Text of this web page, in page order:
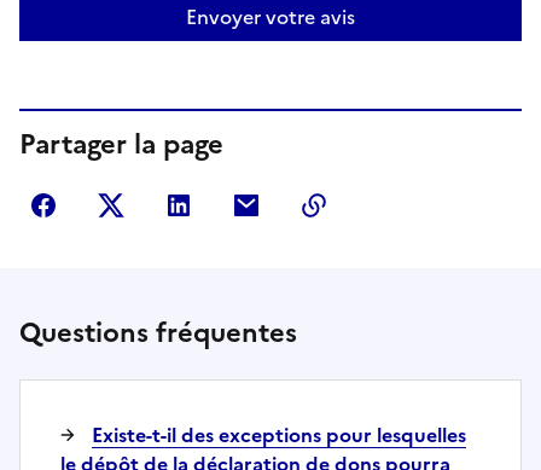
Envoyer votre avis
Partager la page
Partager sur Facebook
Partager sur Twitter
Partager sur LinkedIn
Partager par courriel
Questions fréquentes
Existe-t-il des exceptions pour lesquelles
le dépôt de la déclaration de dons pourra